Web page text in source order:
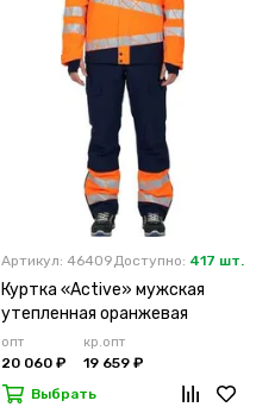
Артикул: 46409Доступно: 417 шт.
Куртка «Active» мужская
утепленная оранжевая
опт
20 060 ₽
кр.опт
19 659 ₽
Выбрать